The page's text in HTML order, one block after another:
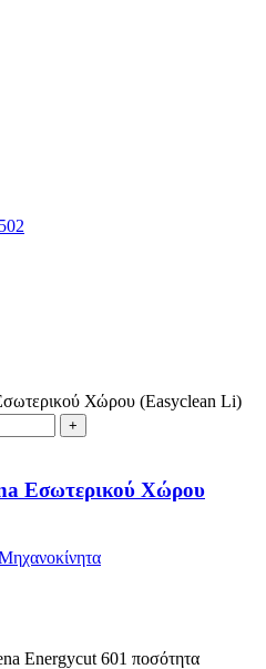
Χώρου (Easyclean Li)
Εσωτερικού Χώρου
Energycut 601 ποσότητα